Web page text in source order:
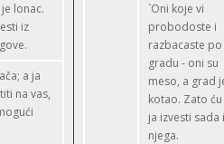
lonac.
iz
a ja
na vas,
`Oni koje vi
probodoste i
razbacaste po
gradu - oni su
meso, a grad
kotao. Zato
ja izvesti sada
njega.